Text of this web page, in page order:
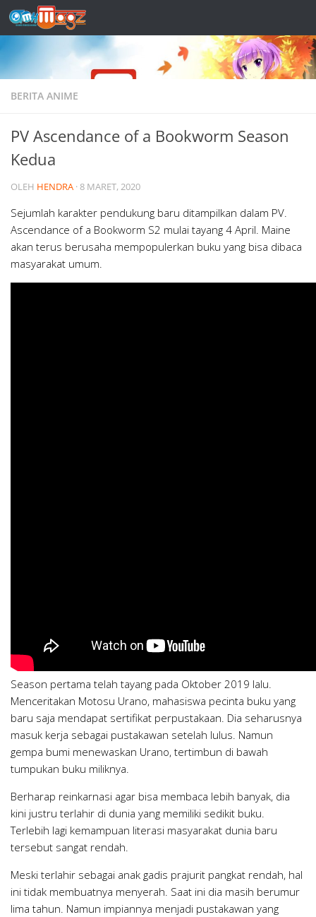
Skip to content
BERITA ANIME
PV Ascendance of a Bookworm Season
Kedua
OLEH HENDRA ·8 MARET, 2020
Sejumlah karakter pendukung baru ditampilkan dalam PV.
Ascendance of a Bookworm S2 mulai tayang 4 April. Maine
akan terus berusaha mempopulerkan buku yang bisa dibaca
masyarakat umum.
Season pertama telah tayang pada Oktober 2019 lalu.
Menceritakan Motosu Urano, mahasiswa pecinta buku yang
baru saja mendapat sertifikat perpustakaan. Dia seharusnya
masuk kerja sebagai pustakawan setelah lulus. Namun
gempa bumi menewaskan Urano, tertimbun di bawah
tumpukan buku miliknya.
Berharap reinkarnasi agar bisa membaca lebih banyak, dia
kini justru terlahir di dunia yang memiliki sedikit buku.
Terlebih lagi kemampuan literasi masyarakat dunia baru
tersebut sangat rendah.
Meski terlahir sebagai anak gadis prajurit pangkat rendah, hal
ini tidak membuatnya menyerah. Saat ini dia masih berumur
lima tahun. Namun impiannya menjadi pustakawan yang